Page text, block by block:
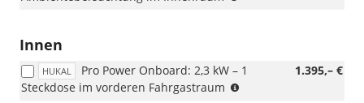
und
Innen
HUKAL 1.395,– €
Pro Power Onboard: 2,3 kW – 1
Steckdose im vorderen Fahrgastraum